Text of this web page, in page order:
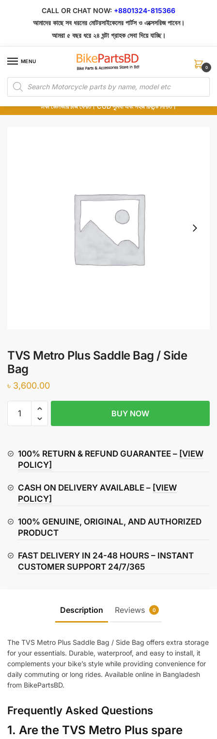
CALL OR CHAT NOW: +8801324-815366
আমাদের কাছে সব ধরনের মোটরসাইকেলের পার্টস ও এক্সেসরিজ পাবেন।
আমরা ৫ বছর ধরে ২৪ ঘন্টা গ্রাহক সেবা দিয়ে যাচ্ছি।
MENU
Products
search
0
১০০% অরিজিনাল পার্টস – শোরুম থেকে সরাসরি সংগ্রহ এবং শুধুমাত্র কুরিয়ার সার্ভিসে ডেলিভারি।
অর্ডার করার পর পার্টের ছবি দেখুন। পছন্দ হলে Cash on Delivery দিন, না হলে ৫ মিনিটে ১৯৯
টাকা ডেলিভারি চার্জ ফেরত। COD সুবিধা এবং সহজ রিফান্ড নিশ্চিত।
TVS Metro Plus Saddle Bag / Side
Bag
৳ 3,600.00
Metro
Bag
Bag
quantity
BUY NOW
100% RETURN & REFUND GUARANTEE – [VIEW
POLICY]
CASH ON DELIVERY AVAILABLE – [VIEW
POLICY]
100% GENUINE, ORIGINAL, AND AUTHORIZED
PRODUCT
FAST DELIVERY IN 24-48 HOURS – INSTANT
CUSTOMER SUPPORT 24/7/365
Description Reviews 0
The TVS Metro Plus Saddle Bag / Side Bag offers extra storage
for your essentials. Durable, waterproof, and easy to install, it
complements your bike’s style while providing convenience for
daily commuting or long rides. Available online in Bangladesh
from BikePartsBD.
Frequently Asked Questions
1. Are the TVS Metro Plus spare